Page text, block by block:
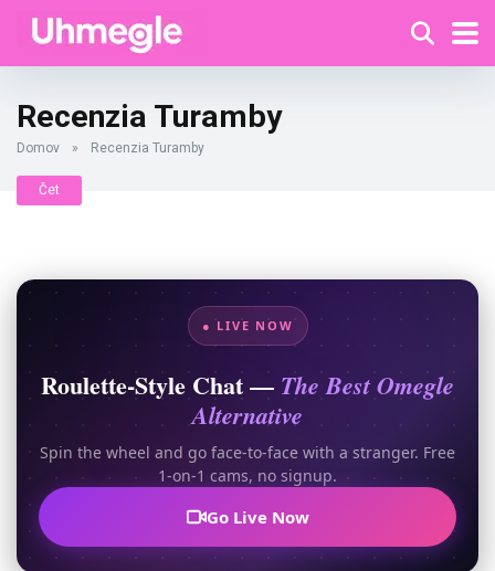
Recenzia Turamby
Domov » Recenzia Turamby
Čet
● LIVE NOW
Roulette-Style Chat — The Best Omegle
Alternative
Spin the wheel and go face-to-face with a stranger. Free
1-on-1 cams, no signup.
Go Live Now